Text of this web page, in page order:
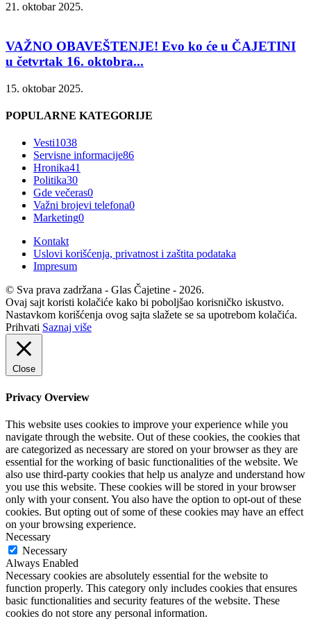
21. oktobar 2025.
VAŽNO OBAVEŠTENJE! Evo ko će u ČAJETINI
u četvrtak 16. oktobra...
15. oktobar 2025.
POPULARNE KATEGORIJE
Vesti1038
Servisne informacije86
Hronika41
Politika30
Gde večeras0
Važni brojevi telefona0
Marketing0
Kontakt
Uslovi korišćenja, privatnost i zaštita podataka
Impresum
© Sva prava zadržana - Glas Čajetine - 2026.
Ovaj sajt koristi kolačiće kako bi poboljšao korisničko iskustvo.
Nastavkom korišćenja ovog sajta slažete se sa upotrebom kolačića.
Prihvati Saznaj više
Close
Privacy Overview
This website uses cookies to improve your experience while you
navigate through the website. Out of these cookies, the cookies that
are categorized as necessary are stored on your browser as they are
essential for the working of basic functionalities of the website. We
also use third-party cookies that help us analyze and understand how
you use this website. These cookies will be stored in your browser
only with your consent. You also have the option to opt-out of these
cookies. But opting out of some of these cookies may have an effect
on your browsing experience.
Necessary
Necessary
Always Enabled
Necessary cookies are absolutely essential for the website to
function properly. This category only includes cookies that ensures
basic functionalities and security features of the website. These
cookies do not store any personal information.